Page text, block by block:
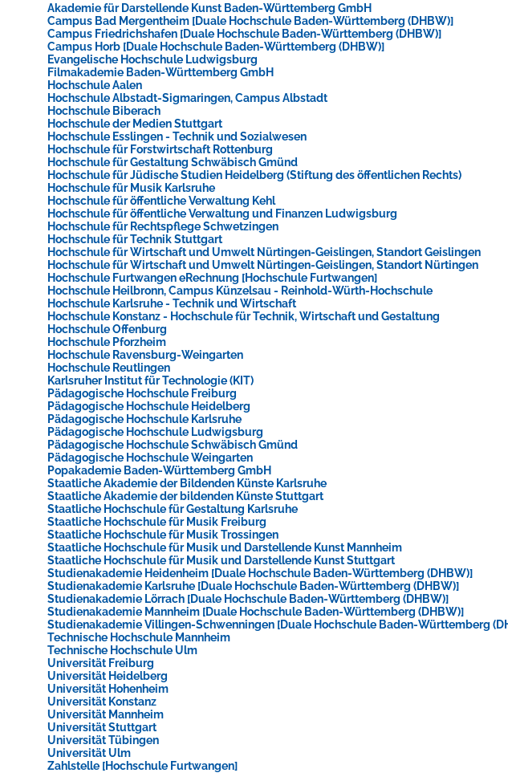
Konzerte, Tagungen und vieles mehr
Die Stadthalle Hockenheim bietet den perfekten Standort für Events aller Art!
mehr dazu...
Akademie für Darstellende Kunst Baden-Württemberg GmbH
Campus Bad Mergentheim [Duale Hochschule Baden-Württemberg (DHBW)]
Campus Friedrichshafen [Duale Hochschule Baden-Württemberg (DHBW)]
Campus Horb [Duale Hochschule Baden-Württemberg (DHBW)]
Evangelische Hochschule Ludwigsburg
Filmakademie Baden-Württemberg GmbH
Hochschule Aalen
Hochschule Albstadt-Sigmaringen, Campus Albstadt
Hochschule Biberach
Hochschule der Medien Stuttgart
Hochschule Esslingen - Technik und Sozialwesen
Hochschule für Forstwirtschaft Rottenburg
Hochschule für Gestaltung Schwäbisch Gmünd
Hochschule für Jüdische Studien Heidelberg (Stiftung des öffentlichen Rechts)
Hochschule für Musik Karlsruhe
Hochschule für öffentliche Verwaltung Kehl
Hochschule für öffentliche Verwaltung und Finanzen Ludwigsburg
Hochschule für Rechtspflege Schwetzingen
Hochschule für Technik Stuttgart
Hochschule für Wirtschaft und Umwelt Nürtingen-Geislingen, Standort Geislingen
Hochschule für Wirtschaft und Umwelt Nürtingen-Geislingen, Standort Nürtingen
Hochschule Furtwangen eRechnung [Hochschule Furtwangen]
Hochschule Heilbronn, Campus Künzelsau - Reinhold-Würth-Hochschule
Hochschule Karlsruhe - Technik und Wirtschaft
Hochschule Konstanz - Hochschule für Technik, Wirtschaft und Gestaltung
Hochschule Offenburg
Hochschule Pforzheim
Hochschule Ravensburg-Weingarten
Hochschule Reutlingen
Karlsruher Institut für Technologie (KIT)
Pädagogische Hochschule Freiburg
Pädagogische Hochschule Heidelberg
Pädagogische Hochschule Karlsruhe
Pädagogische Hochschule Ludwigsburg
Pädagogische Hochschule Schwäbisch Gmünd
Pädagogische Hochschule Weingarten
Popakademie Baden-Württemberg GmbH
Staatliche Akademie der Bildenden Künste Karlsruhe
Staatliche Akademie der bildenden Künste Stuttgart
Staatliche Hochschule für Gestaltung Karlsruhe
Staatliche Hochschule für Musik Freiburg
Staatliche Hochschule für Musik Trossingen
Staatliche Hochschule für Musik und Darstellende Kunst Mannheim
Staatliche Hochschule für Musik und Darstellende Kunst Stuttgart
Studienakademie Heidenheim [Duale Hochschule Baden-Württemberg (DHBW)]
Studienakademie Karlsruhe [Duale Hochschule Baden-Württemberg (DHBW)]
Studienakademie Lörrach [Duale Hochschule Baden-Württemberg (DHBW)]
Studienakademie Mannheim [Duale Hochschule Baden-Württemberg (DHBW)]
Studienakademie Villingen-Schwenningen [Duale Hochschule Baden-Württemberg
Technische Hochschule Mannheim
Technische Hochschule Ulm
Universität Freiburg
Universität Heidelberg
Universität Hohenheim
Universität Konstanz
Universität Mannheim
Universität Stuttgart
Universität Tübingen
Universität Ulm
Zahlstelle [Hochschule Furtwangen]